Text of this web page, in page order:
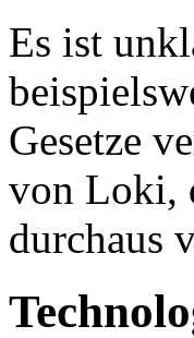
Es ist
Gesetze
von Loki,
durchaus